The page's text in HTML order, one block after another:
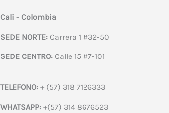
Cali - Colombia
SEDE NORTE:Carrera 1 #32-50
SEDE CENTRO:Calle 15 #7-101
TELEFONO:+ (57) 318 7126333
WHATSAPP:+(57) 314 8676523